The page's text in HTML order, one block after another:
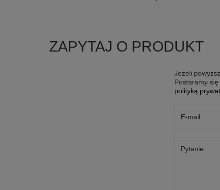
ZAPYTAJ O PRODUKT
Jeżeli
Postaramy
polityką
E-mail
Pytanie